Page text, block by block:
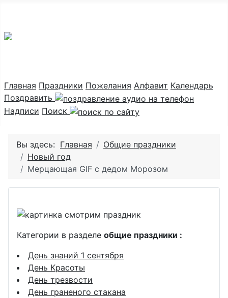
Главная Праздники Пожелания Алфавит Календарь
Поздравить
Надписи Поиск
Вы здесь: Главная
Общие праздники
Новый год
Мерцающая GIF с дедом Морозом
Категории в разделе общие праздники :
День знаний 1 сентября
День Красоты
День трезвости
День граненого стакана